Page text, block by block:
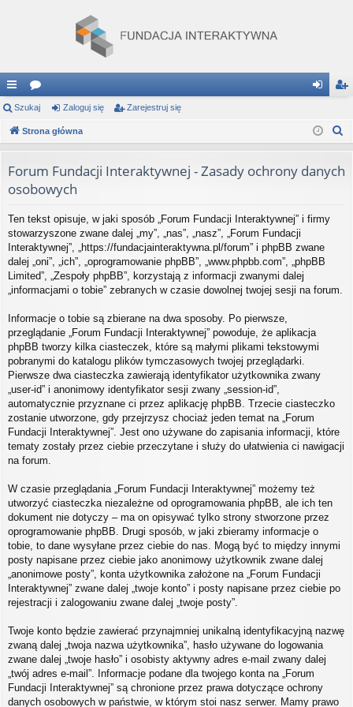
ię
ce
…
or
a og
si
ej
tru
Szukaj Zaloguj się Zarejestruj się
Strona główna
Forum Fundacji Interaktywnej - Zasady ochrony danych
osobowych
Ten tekst opisuje, w jaki sposób „Forum Fundacji Interaktywnej” i firmy
stowarzyszone zwane dalej „my”, „nas”, „nasz”, „Forum Fundacji
Interaktywnej”, „https://fundacjainteraktywna.pl/forum” i phpBB zwane
dalej „oni”, „ich”, „oprogramowanie phpBB”, „www.phpbb.com”, „phpBB
Limited”, „Zespoły phpBB”, korzystają z informacji zwanymi dalej
„informacjami o tobie” zebranych w czasie dowolnej twojej sesji na forum.
Informacje o tobie są zbierane na dwa sposoby. Po pierwsze,
przeglądanie „Forum Fundacji Interaktywnej” powoduje, że aplikacja
phpBB tworzy kilka ciasteczek, które są małymi plikami tekstowymi
pobranymi do katalogu plików tymczasowych twojej przeglądarki.
Pierwsze dwa ciasteczka zawierają identyfikator użytkownika zwany
„user-id” i anonimowy identyfikator sesji zwany „session-id”,
automatycznie przyznane ci przez aplikację phpBB. Trzecie ciasteczko
zostanie utworzone, gdy przejrzysz chociaż jeden temat na „Forum
Fundacji Interaktywnej”. Jest ono używane do zapisania informacji, które
tematy zostały przez ciebie przeczytane i służy do ułatwienia ci nawigacji
na forum.
W czasie przeglądania „Forum Fundacji Interaktywnej” możemy też
utworzyć ciasteczka niezależne od oprogramowania phpBB, ale ich ten
dokument nie dotyczy – ma on opisywać tylko strony stworzone przez
oprogramowanie phpBB. Drugi sposób, w jaki zbieramy informacje o
tobie, to dane wysyłane przez ciebie do nas. Mogą być to między innymi
posty napisane przez ciebie jako anonimowy użytkownik zwane dalej
„anonimowe posty”, konta użytkownika założone na „Forum Fundacji
Interaktywnej” zwane dalej „twoje konto” i posty napisane przez ciebie po
rejestracji i zalogowaniu zwane dalej „twoje posty”.
Twoje konto będzie zawierać przynajmniej unikalną identyfikacyjną nazwę
zwaną dalej „twoja nazwa użytkownika”, hasło używane do logowania
zwane dalej „twoje hasło” i osobisty aktywny adres e-mail zwany dalej
„twój adres e-mail”. Informacje podane dla twojego konta na „Forum
Fundacji Interaktywnej” są chronione przez prawa dotyczące ochrony
danych osobowych w państwie, w którym stoi nasz serwer. Mamy prawo